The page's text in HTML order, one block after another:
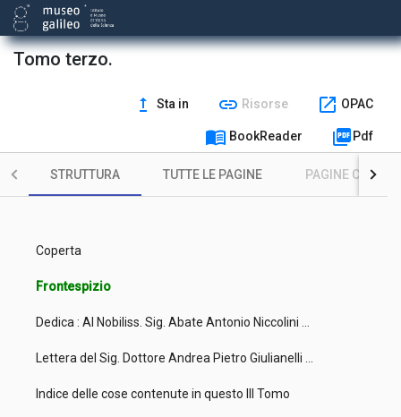
Tomo terzo.
upgrade Sta in link Risorse open_in_new OPAC
menu_book BookReader picture_as_pdf Pdf
STRUTTURA TUTTE LE PAGINE PAGINE CON
Coperta
Frontespizio
Dedica : Al Nobiliss. Sig. Abate Antonio Niccolini ...
Lettera del Sig. Dottore Andrea Pietro Giulianelli ...
Indice delle cose contenute in questo III Tomo